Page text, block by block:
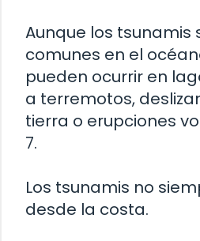
Aunque los tsunamis
comunes en el
pueden ocurrir en
a terremotos,
tierra o erupciones
7.
Los tsunamis no
desde la costa.